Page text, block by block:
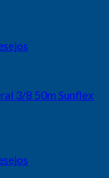
3/8 50m Sunflex